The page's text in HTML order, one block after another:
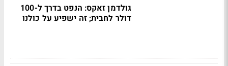
גולדמן זאקס: הנפט בדרך ל-100
דולר לחבית; זה ישפיע על כולנו